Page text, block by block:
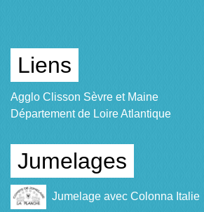
Liens
Agglo Clisson Sèvre et Maine
Département de Loire Atlantique
Jumelages
Jumelage avec Colonna Italie